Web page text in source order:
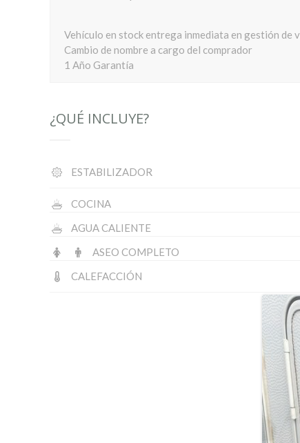
Vehículo en stock entrega inmediata en gestión de
Cambio de nombre a cargo del comprador
1 Año Garantía
¿QUÉ INCLUYE?
ESTABILIZADOR
COCINA
AGUA CALIENTE
ASEO COMPLETO
CALEFACCIÓN